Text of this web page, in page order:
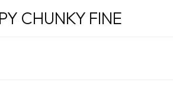
CHUNKY FINE